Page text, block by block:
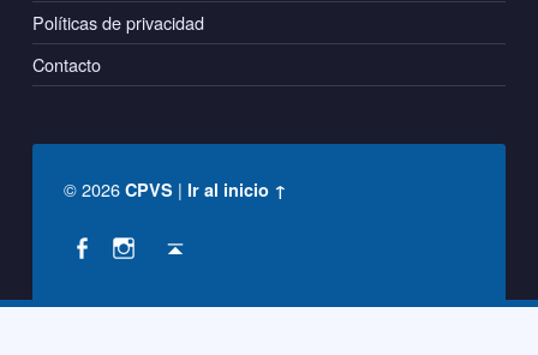
Políticas de privacidad
Contacto
© 2026 CPVS| Ir al inicio ↑
Social Menu